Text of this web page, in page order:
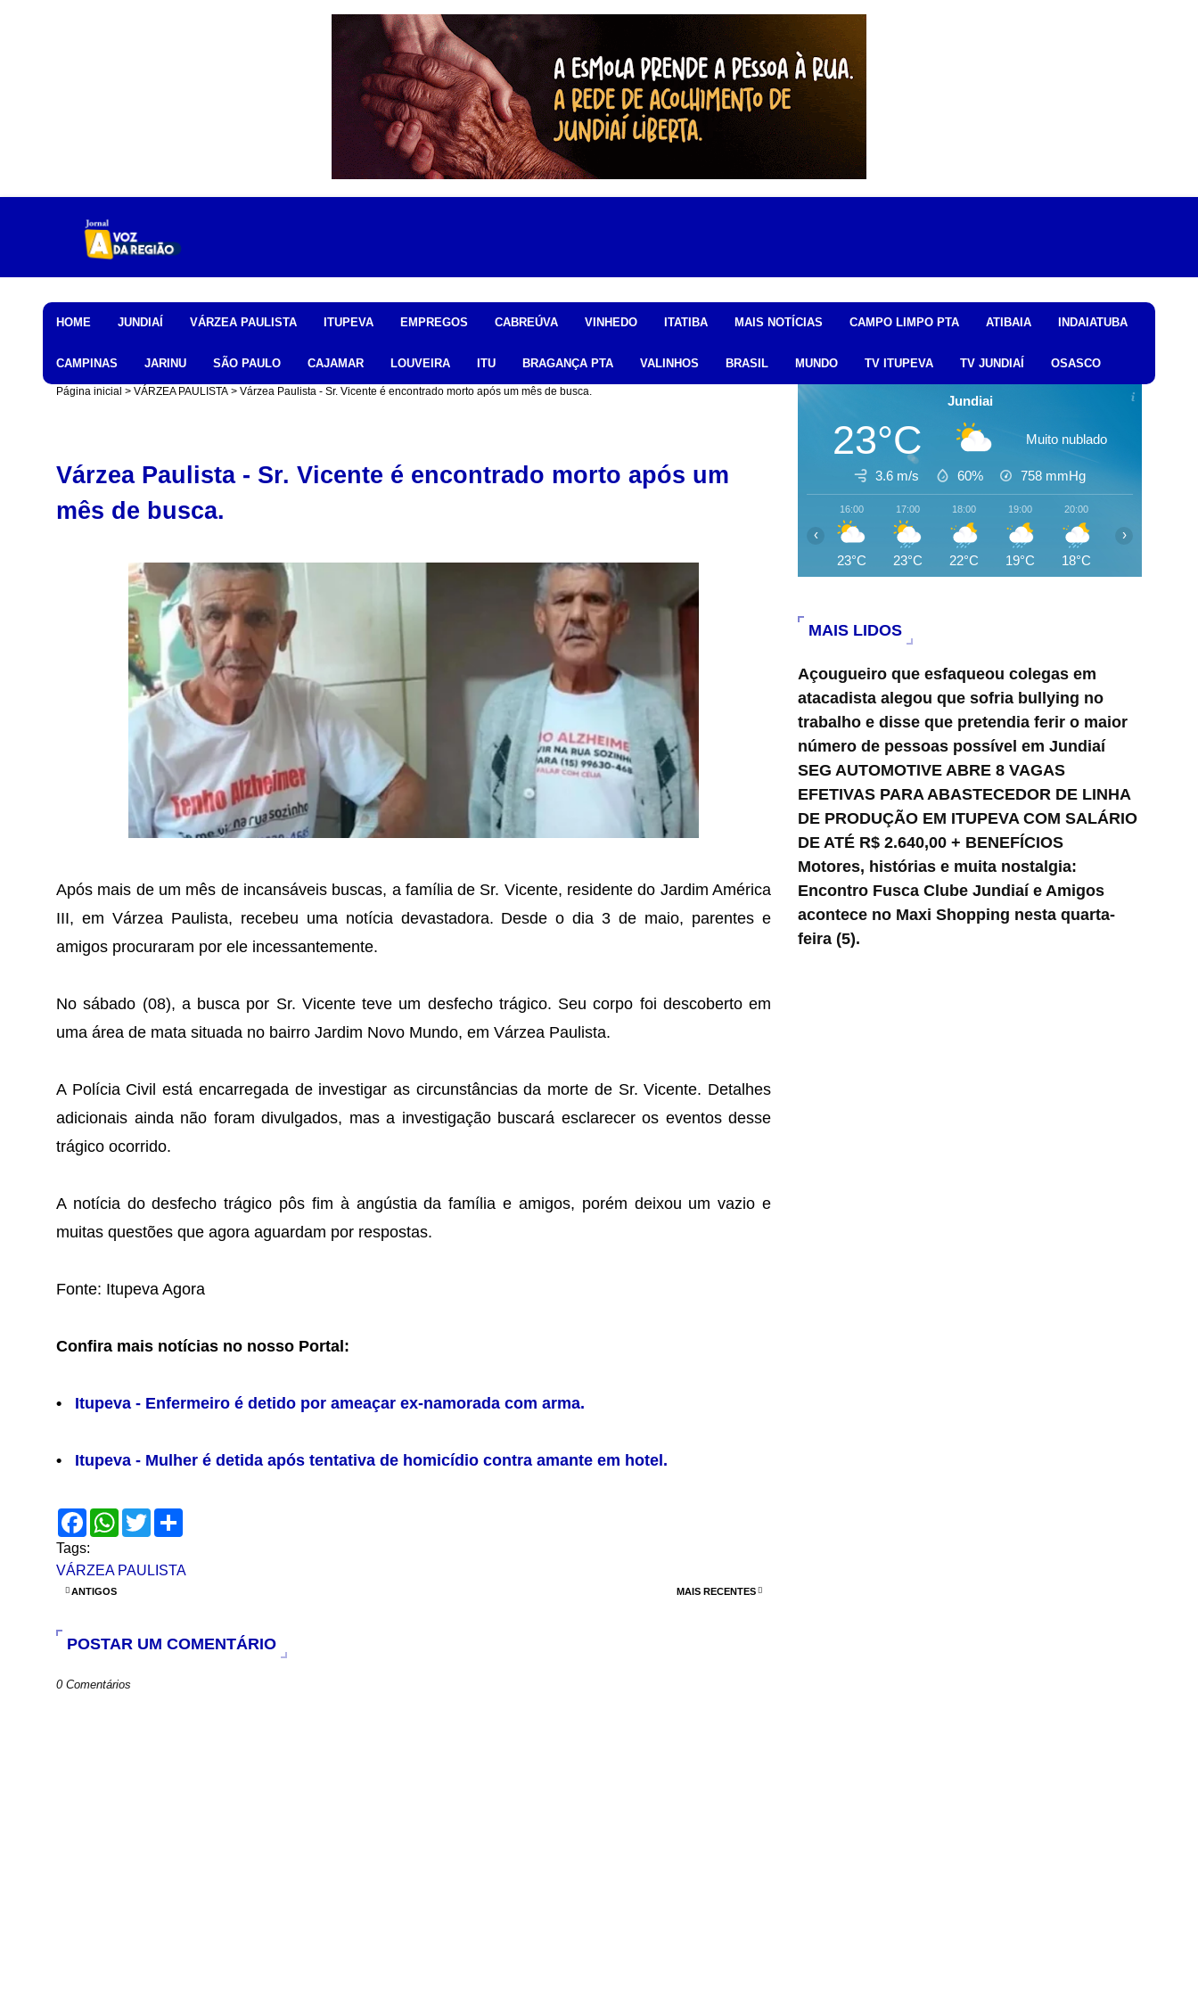
HOME JUNDIAÍ VÁRZEA PAULISTA ITUPEVA EMPREGOS CABREÚVA VINHEDO ITATIBA MAIS NOTÍCIAS CAMPO LIMPO PTA ATIBAIA INDAIATUBA
CAMPINAS JARINU SÃO PAULO CAJAMAR LOUVEIRA ITU BRAGANÇA PTA VALINHOS BRASIL MUNDO TV ITUPEVA TV JUNDIAÍ OSASCO
Página inicial VÁRZEA PAULISTA Várzea Paulista - Sr. Vicente é encontrado morto após um mês de busca.
Várzea Paulista - Sr. Vicente é encontrado morto após um
mês de busca.
Após mais de um mês de incansáveis buscas, a família de Sr. Vicente, residente do Jardim América
III, em Várzea Paulista, recebeu uma notícia devastadora. Desde o dia 3 de maio, parentes e
amigos procuraram por ele incessantemente.
No sábado (08), a busca por Sr. Vicente teve um desfecho trágico. Seu corpo foi descoberto em
uma área de mata situada no bairro Jardim Novo Mundo, em Várzea Paulista.
A Polícia Civil está encarregada de investigar as circunstâncias da morte de Sr. Vicente. Detalhes
adicionais ainda não foram divulgados, mas a investigação buscará esclarecer os eventos desse
trágico ocorrido.
A notícia do desfecho trágico pôs fim à angústia da família e amigos, porém deixou um vazio e
muitas questões que agora aguardam por respostas.
Fonte: Itupeva Agora
Confira mais notícias no nosso Portal:
• Itupeva - Enfermeiro é detido por ameaçar ex-namorada com arma.
• Itupeva - Mulher é detida após tentativa de homicídio contra amante em hotel.
F
a
c
e
b
o
W
h
s
T
w
t
e
Tags:
VÁRZEA PAULISTA
MAIS RECENTES
ANTIGOS
POSTAR UM COMENTÁRIO
0 Comentários
Jundiai
23°C Muito nublado
3.6 m/s 60% 758 mmHg
16:00
23°C
17:00
23°C
18:00
22°C
19:00
19°C
20:00
18°C
‹ ›
MAIS LIDOS
Açougueiro que esfaqueou colegas em
atacadista alegou que sofria bullying no
trabalho e disse que pretendia ferir o maior
número de pessoas possível em Jundiaí
SEG AUTOMOTIVE ABRE 8 VAGAS
EFETIVAS PARA ABASTECEDOR DE LINHA
DE PRODUÇÃO EM ITUPEVA COM SALÁRIO
DE ATÉ R$ 2.640,00 + BENEFÍCIOS
Motores, histórias e muita nostalgia:
Encontro Fusca Clube Jundiaí e Amigos
acontece no Maxi Shopping nesta quarta-
feira (5).